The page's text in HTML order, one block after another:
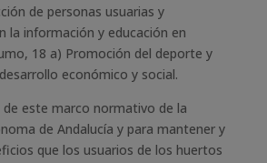
de personas usuarias y
la información y educación en
18 a) Promoción del deporte y
económico y social.
de este marco normativo de la
de Andalucía y para mantener y
que los usuarios de los huertos